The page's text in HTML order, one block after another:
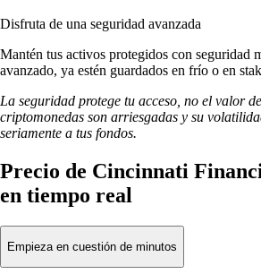
Disfruta de una seguridad avanzada
Mantén tus activos protegidos con seguridad
avanzado, ya estén guardados en frío o en
La seguridad protege tu acceso, no el valor
criptomonedas son arriesgadas y su
seriamente a tus fondos.
Precio de Cincinnati
en tiempo real
Empieza en cuestión de minutos